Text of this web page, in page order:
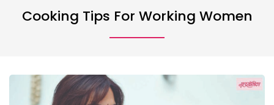
Cooking Tips For Working Women